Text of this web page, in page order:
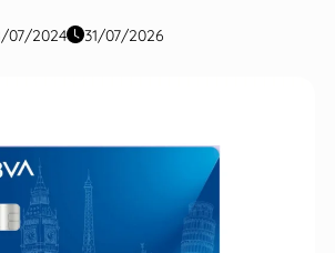
07/2024 31/07/2026